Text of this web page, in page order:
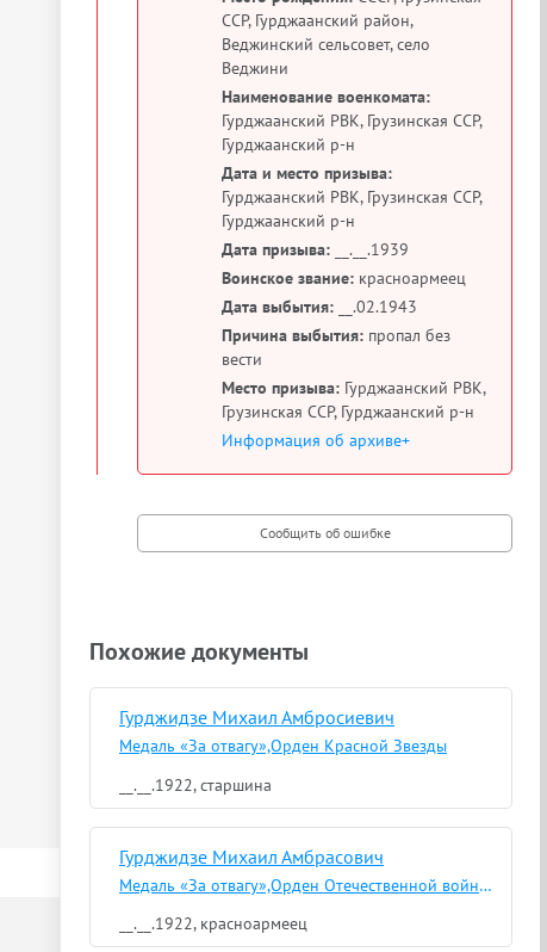
ССР, Гурджаанский район,
Веджинский сельсовет, село
Веджини
Наименование военкомата:
Гурджаанский РВК, Грузинская ССР,
Гурджаанский р-н
Дата и место призыва:
Гурджаанский РВК, Грузинская ССР,
Гурджаанский р-н
Дата призыва: __.__.1939
Воинское звание: красноармеец
Дата выбытия: __.02.1943
Причина выбытия: пропал без
вести
Место призыва: Гурджаанский РВК,
Грузинская ССР, Гурджаанский р-н
Информация об архиве+
Похожие документы
Гурджидзе Михаил Амбросиевич
Медаль «За отвагу»,Орден Красной Звезды
__.__.1922, старшина
Гурджидзе Михаил Амбрасович
Медаль «За отвагу»,Орден Отечественной войны I степени,Орден Красной Звезды
__.__.1922, красноармеец